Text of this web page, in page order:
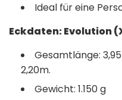
Ideal für eine
Eckdaten: Evolution
Gesamtlänge:
2,20m.
Gewicht: 1.150 g